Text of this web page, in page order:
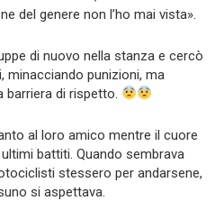
del genere non l’ho mai vista».
di nuovo nella stanza e cercò
minacciando punizioni, ma
barriera di rispetto.
al loro amico mentre il cuore
battiti. Quando sembrava
stessero per andarsene,
si aspettava.